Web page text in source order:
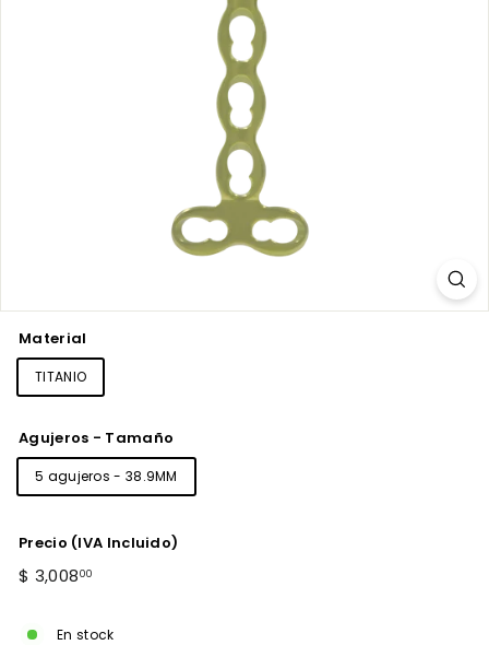
Material
TITANIO
Agujeros - Tamaño
5 agujeros - 38.9MM
Precio (IVA Incluido)
Precio
$ 3,00800
En stock